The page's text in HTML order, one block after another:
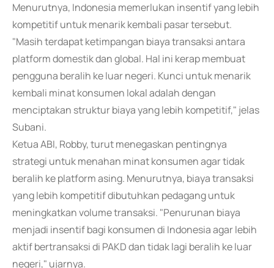
Menurutnya, Indonesia memerlukan insentif yang lebih
kompetitif untuk menarik kembali pasar tersebut.
"Masih terdapat ketimpangan biaya transaksi antara
platform domestik dan global. Hal ini kerap membuat
pengguna beralih ke luar negeri. Kunci untuk menarik
kembali minat konsumen lokal adalah dengan
menciptakan struktur biaya yang lebih kompetitif," jelas
Subani.
Ketua ABI, Robby, turut menegaskan pentingnya
strategi untuk menahan minat konsumen agar tidak
beralih ke platform asing. Menurutnya, biaya transaksi
yang lebih kompetitif dibutuhkan pedagang untuk
meningkatkan volume transaksi. "Penurunan biaya
menjadi insentif bagi konsumen di Indonesia agar lebih
aktif bertransaksi di PAKD dan tidak lagi beralih ke luar
negeri," ujarnya.